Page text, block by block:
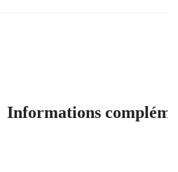
Informations